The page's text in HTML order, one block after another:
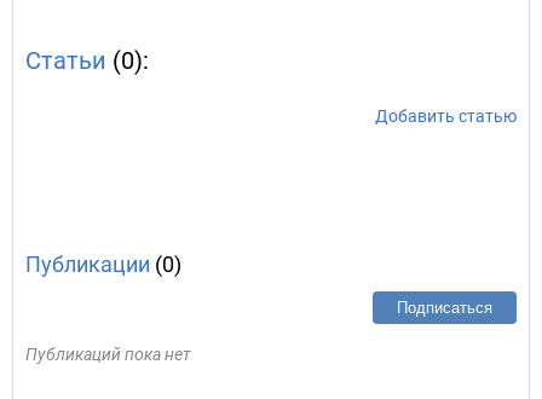
Статьи (0):
Добавить статью
Публикации (0)
Подписаться
Публикаций пока нет